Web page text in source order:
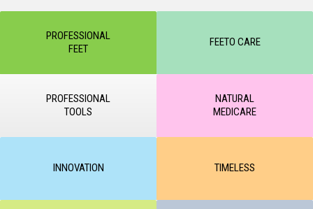
PROFESSIONAL
FEET
FEETO CARE
PROFESSIONAL
TOOLS
NATURAL
MEDICARE
INNOVATION TIMELESS